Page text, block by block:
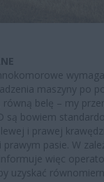
maszyny po
równą belę – my
są bowiem
i prawej
pasie. W
więc
uzyskać